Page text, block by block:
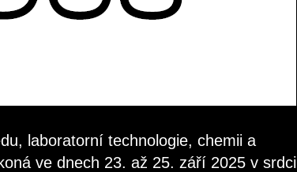
laboratorní technologie, chemii a
ve dnech 23. až 25. září 2025 v srdci